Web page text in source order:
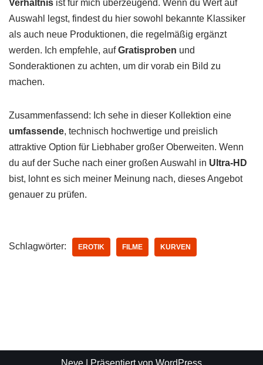
Verhältnis ist für mich überzeugend. Wenn du Wert auf
Auswahl legst, findest du hier sowohl bekannte Klassiker
als auch neue Produktionen, die regelmäßig ergänzt
werden. Ich empfehle, aufGratisproben und
Sonderaktionen zu achten, um dir vorab ein Bild zu
machen.
Zusammenfassend: Ich sehe in dieser Kollektion eine
umfassende, technisch hochwertige und preislich
attraktive Option für Liebhaber großer Oberweiten. Wenn
du auf der Suche nach einer großen Auswahl in Ultra-HD
bist, lohnt es sich meiner Meinung nach, dieses Angebot
genauer zu prüfen.
Schlagwörter: EROTIK FILME KURVEN
Neve | Präsentiert von WordPress